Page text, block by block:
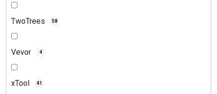
TwoTrees 58
Vevor 4
xTool 41